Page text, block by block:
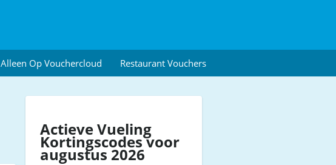
Alleen Op Vouchercloud Restaurant Vouchers
Actieve Vueling
Kortingscodes voor
augustus 2026